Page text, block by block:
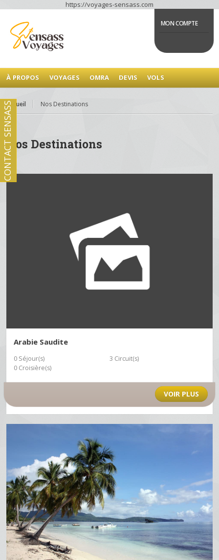
https://voyages-sensass.com
MON COMPTE
À PROPOS VOYAGES OMRA DEVIS VOLS
Accueil Nos Destinations
Nos Destinations
Arabie Saudite
0 Séjour(s)
3 Circuit(s)
0 Croisière(s)
VOIR PLUS
CONTACT SENSASS